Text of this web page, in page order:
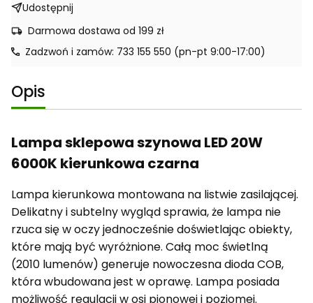
Udostępnij
Darmowa dostawa od 199 zł
Zadzwoń i zamów: 733 155 550 (pn-pt 9:00-17:00)
Opis
Lampa sklepowa szynowa LED 20W
6000K kierunkowa czarna
Lampa kierunkowa montowana na listwie zasilającej.
Delikatny i subtelny wygląd sprawia, że lampa nie
rzuca się w oczy jednocześnie doświetlając obiekty,
które mają być wyróżnione. Całą moc świetlną
(2010 lumenów) generuje nowoczesna dioda COB,
która wbudowana jest w oprawę. Lampa posiada
możliwość regulacji w osi pionowej i poziomej.